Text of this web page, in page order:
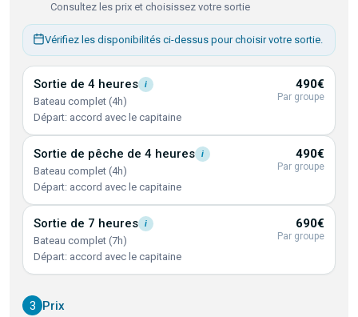
Consultez les prix et choisissez votre sortie
Vérifiez les disponibilités ci-dessus pour choisir votre sortie.
Sortie de 4 heures i
Bateau complet (4h)
Départ: accord avec le capitaine
490€
Par groupe
Sortie de pêche de 4 heures i
Bateau complet (4h)
Départ: accord avec le capitaine
490€
Par groupe
Sortie de 7 heures i
Bateau complet (7h)
Départ: accord avec le capitaine
690€
Par groupe
3 Prix